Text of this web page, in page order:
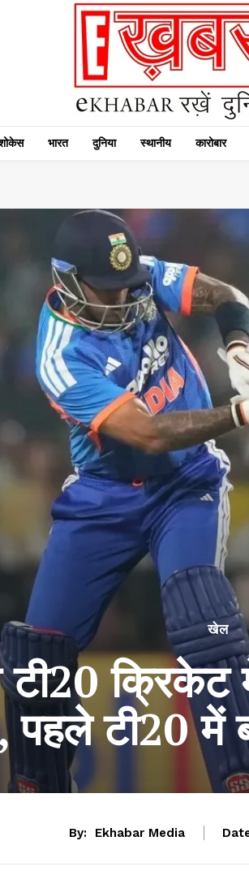
भारत दुनिया स्थानीय कारोबार
खेल
टी20
पहले टी20 में
By: Ekhabar Media